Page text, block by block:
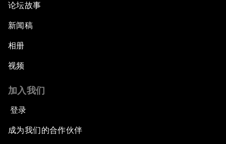
论坛故事
新闻稿
相册
视频
加入我们
登录
成为我们的合作伙伴